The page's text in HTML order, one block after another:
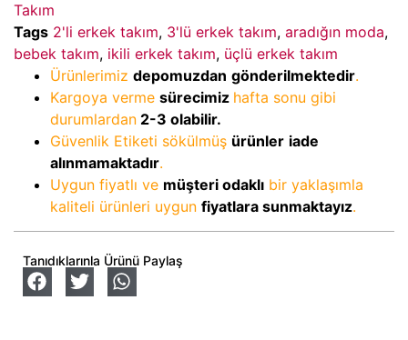
Takım
Tags 2'li erkek takım, 3'lü erkek takım, aradığın moda,
bebek takım, ikili erkek takım, üçlü erkek takım
Ürünlerimiz depomuzdan gönderilmektedir.
Kargoya verme sürecimiz hafta sonu gibi
durumlardan 2-3 olabilir.
Güvenlik Etiketi sökülmüş ürünler iade
alınmamaktadır.
Uygun fiyatlı ve müşteri odaklı bir yaklaşımla
kaliteli ürünleri uygun fiyatlara sunmaktayız.
Tanıdıklarınla Ürünü Paylaş